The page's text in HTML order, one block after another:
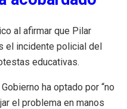
al afirmar que Pilar
el incidente policial del
educativas.
ha optado por “no
el problema en manos